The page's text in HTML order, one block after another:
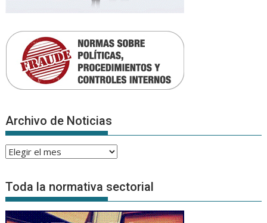
Archivo de Noticias
Archivo
Noticias
Toda la normativa sectorial